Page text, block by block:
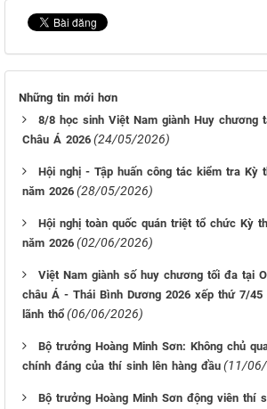
Những tin mới hơn
8/8 học sinh Việt Nam giành Huy chương
Châu Á 2026 (24/05/2026)
Hội nghị - Tập huấn công tác kiểm tra Kỳ
năm 2026 (28/05/2026)
Hội nghị toàn quốc quán triệt tổ chức Kỳ
năm 2026 (02/06/2026)
Việt Nam giành số huy chương tối đa tại
châu Á - Thái Bình Dương 2026 xếp thứ 7/45
lãnh thổ (06/06/2026)
Bộ trưởng Hoàng Minh Sơn: Không chủ
chính đáng của thí sinh lên hàng đầu (11/
Bộ trưởng Hoàng Minh Sơn động viên thí